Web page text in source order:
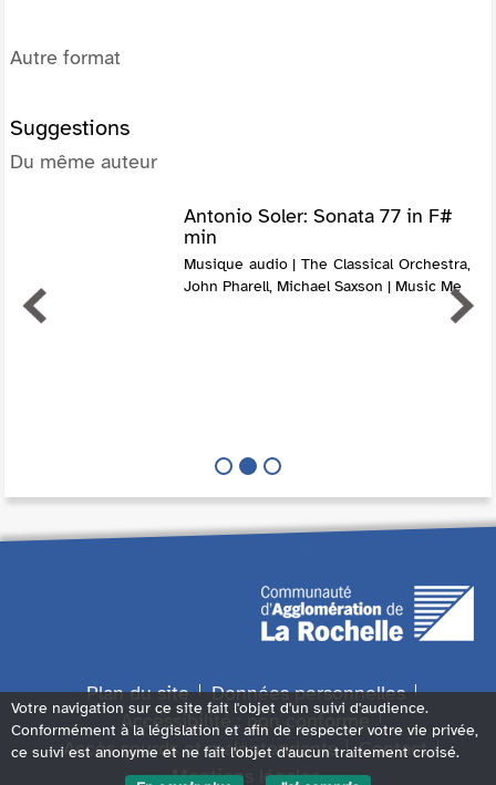
Autre format
Suggestions
Du même auteur
Antonio Soler: Sonata 77 in F#
min
Musique audio | The Classical Orchestra,
John Pharell, Michael Saxson | Music Me
Plan du site
Données personnelles
Accessibilité : non conforme
Accès sourds et malentendants
Contact
Mentions légales
Votre navigation sur ce site fait l'objet d'un suivi d'audience.
Conformément à la législation et afin de respecter votre vie privée,
ce suivi est anonyme et ne fait l'objet d'aucun traitement croisé.